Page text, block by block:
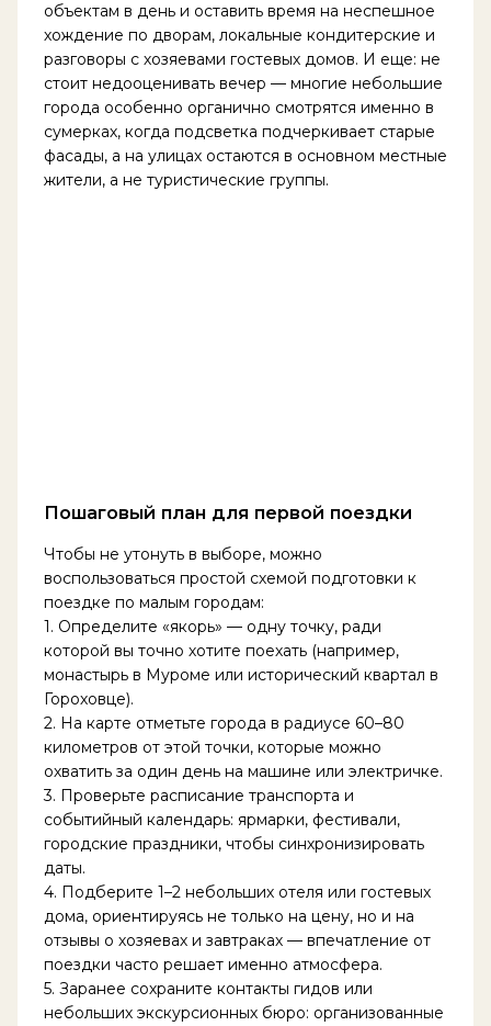
объектам в день и оставить время на неспешное
хождение по дворам, локальные кондитерские и
разговоры с хозяевами гостевых домов. И еще: не
стоит недооценивать вечер — многие небольшие
города особенно органично смотрятся именно в
сумерках, когда подсветка подчеркивает старые
фасады, а на улицах остаются в основном местные
жители, а не туристические группы.
Пошаговый план для первой поездки
Чтобы не утонуть в выборе, можно
воспользоваться простой схемой подготовки к
поездке по малым городам:
1. Определите «якорь» — одну точку, ради
которой вы точно хотите поехать (например,
монастырь в Муроме или исторический квартал в
Гороховце).
2. На карте отметьте города в радиусе 60–80
километров от этой точки, которые можно
охватить за один день на машине или электричке.
3. Проверьте расписание транспорта и
событийный календарь: ярмарки, фестивали,
городские праздники, чтобы синхронизировать
даты.
4. Подберите 1–2 небольших отеля или гостевых
дома, ориентируясь не только на цену, но и на
отзывы о хозяевах и завтраках — впечатление от
поездки часто решает именно атмосфера.
5. Заранее сохраните контакты гидов или
небольших экскурсионных бюро: организованные